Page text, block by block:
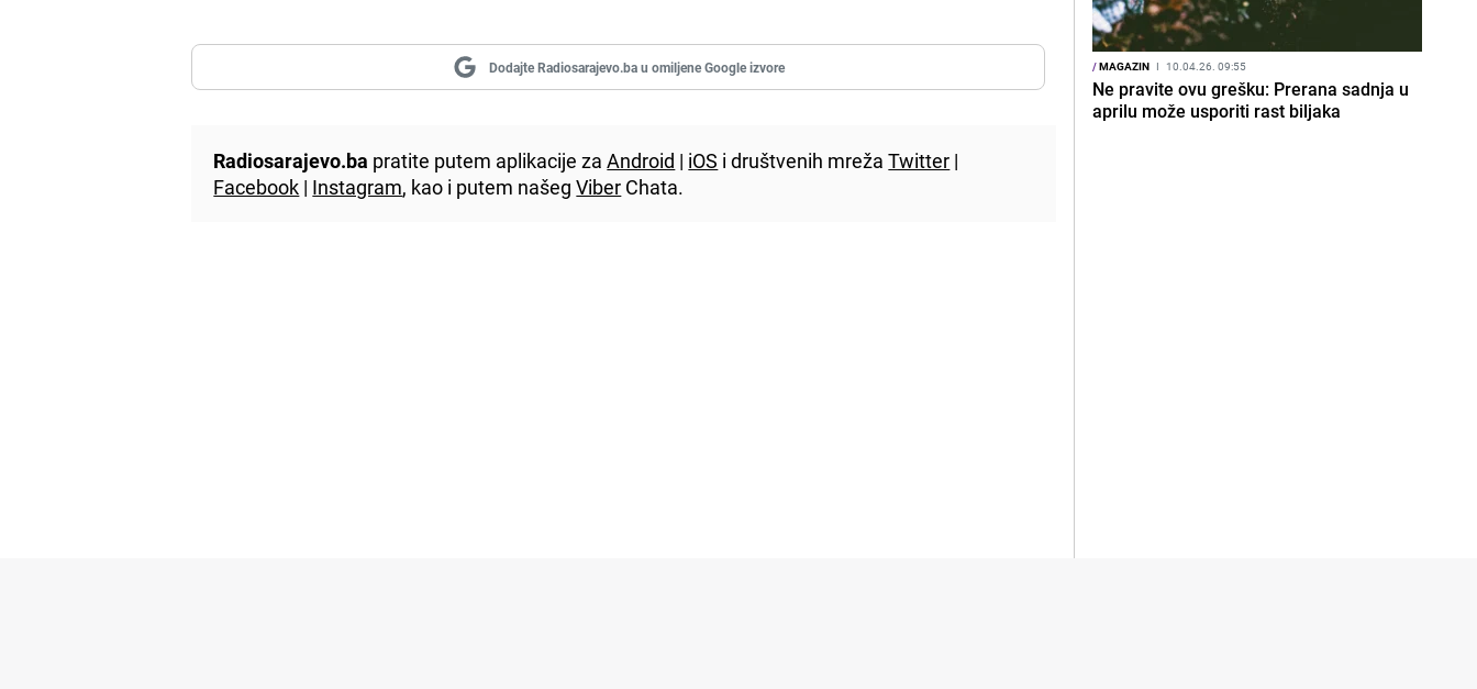
Dodajte Radiosarajevo.ba u omiljene Google izvore
Radiosarajevo.ba pratite putem aplikacije zaAndroid | iOS i društvenih mrežaTwitter |
Facebook | Instagram, kao i putem našegViber Chata.
/MAGAZIN I 10.04.26. 09:55
Ne pravite ovu grešku: Prerana sadnja u
aprilu može usporiti rast biljaka